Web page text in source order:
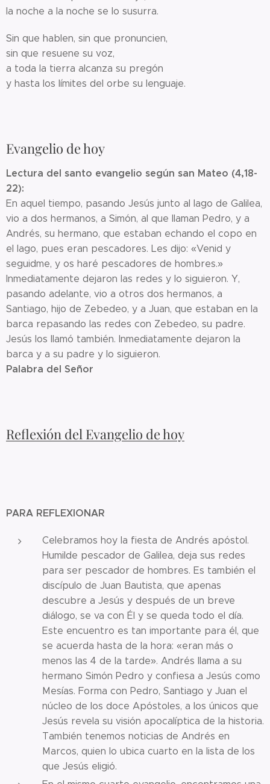
la noche a la noche se lo susurra.
Sin que hablen, sin que pronuncien,
sin que resuene su voz,
a toda la tierra alcanza su pregón
y hasta los límites del orbe su lenguaje.
Evangelio de hoy
Lectura del santo evangelio según san Mateo (4,18-
22):
En aquel tiempo, pasando Jesús junto al lago de Galilea,
vio a dos hermanos, a Simón, al que llaman Pedro, y a
Andrés, su hermano, que estaban echando el copo en
el lago, pues eran pescadores. Les dijo: «Venid y
seguidme, y os haré pescadores de hombres.»
Inmediatamente dejaron las redes y lo siguieron. Y,
pasando adelante, vio a otros dos hermanos, a
Santiago, hijo de Zebedeo, y a Juan, que estaban en la
barca repasando las redes con Zebedeo, su padre.
Jesús los llamó también. Inmediatamente dejaron la
barca y a su padre y lo siguieron.
Palabra del Señor
Reflexión del Evangelio de hoy
PARA REFLEXIONAR
Celebramos hoy la fiesta de Andrés apóstol.
Humilde pescador de Galilea, deja sus redes
para ser pescador de hombres. Es también el
discípulo de Juan Bautista, que apenas
descubre a Jesús y después de un breve
diálogo, se va con Él y se queda todo el día.
Este encuentro es tan importante para él, que
se acuerda hasta de la hora: «eran más o
menos las 4 de la tarde». Andrés llama a su
hermano Simón Pedro y confiesa a Jesús como
Mesías. Forma con Pedro, Santiago y Juan el
núcleo de los doce Apóstoles, a los únicos que
Jesús revela su visión apocalíptica de la historia.
También tenemos noticias de Andrés en
Marcos, quien lo ubica cuarto en la lista de los
que Jesús eligió.